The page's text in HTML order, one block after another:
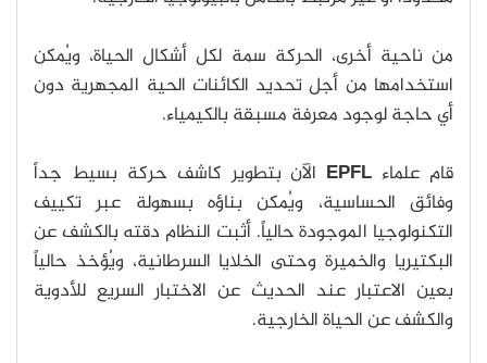
من ناحية أخرى، الحركة سمة لكل أشكال الحياة، ويُمكن
استخدامها من أجل تحديد الكائنات الحية المجهرية دون
أي حاجة لوجود معرفة مسبقة بالكيمياء.
قام علماء EPFL الآن بتطوير كاشف حركة بسيط جداً
وفائق الحساسية، ويُمكن بناؤه بسهولة عبر تكييف
التكنولوجيا الموجودة حالياً. أثبت النظام دقته بالكشف عن
البكتيريا والخميرة وحتى الخلايا السرطانية، ويُؤخذ حالياً
بعين الاعتبار عند الحديث عن الاختبار السريع للأدوية
والكشف عن الحياة الخارجية.